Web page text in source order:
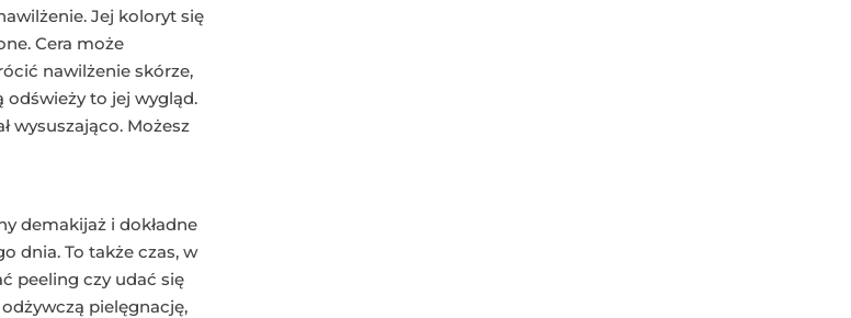
Jej koloryt się
Cera może
nawilżenie skórze,
odświeży to jej wygląd.
wysuszająco. Możesz
demakijaż i dokładne
dnia. To także czas, w
peeling czy udać się
pielęgnację,